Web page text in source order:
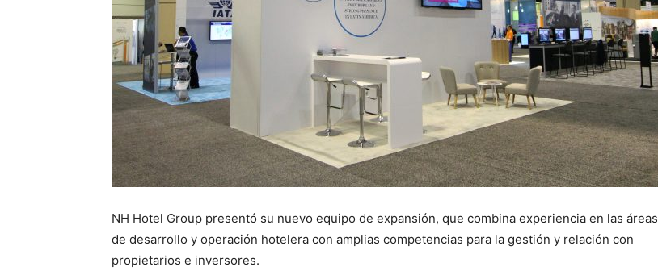
NH Hotel Group presentó su nuevo equipo de expansión, que combina experiencia en las áreas
de desarrollo y operación hotelera con amplias competencias para la gestión y relación con
propietarios e inversores.